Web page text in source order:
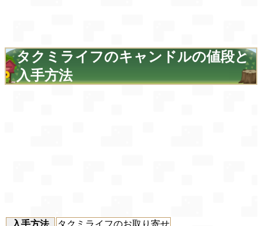
タクミライフのキャンドルの値段と
入手方法
入手方法
タクミライフのお取り寄せ